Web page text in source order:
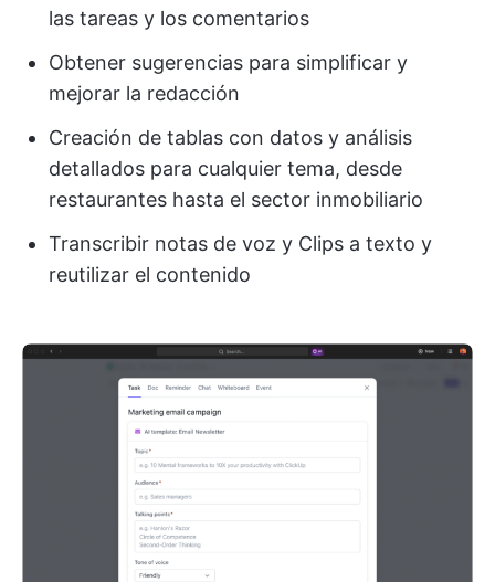
las tareas y los comentarios
Obtener sugerencias para simplificar y
mejorar la redacción
Creación de tablas con datos y análisis
detallados para cualquier tema, desde
restaurantes hasta el sector inmobiliario
Transcribir notas de voz y Clips a texto y
reutilizar el contenido